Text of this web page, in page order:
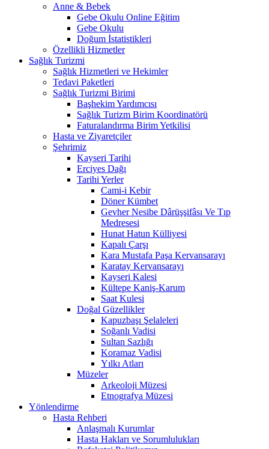
Anne & Bebek
Gebe Okulu Online Eğitim
Gebe Okulu
Doğum İstatistikleri
Özellikli Hizmetler
Sağlık Turizmi
Sağlık Hizmetleri ve Hekimler
Tedavi Paketleri
Sağlık Turizmi Birimi
Başhekim Yardımcısı
Sağlık Turizm Birim Koordinatörü
Faturalandırma Birim Yetkilisi
Hasta ve Ziyaretçiler
Şehrimiz
Kayseri Tarihi
Erciyes Dağı
Tarihi Yerler
Cami-i Kebir
Döner Kümbet
Gevher Nesibe Dârüşşifâsı Ve Tıp
Medresesi
Hunat Hatun Külliyesi
Kapalı Çarşı
Kara Mustafa Paşa Kervansarayı
Karatay Kervansarayı
Kayseri Kalesi
Kültepe Kaniş-Karum
Saat Kulesi
Doğal Güzellikler
Kapuzbaşı Şelaleleri
Soğanlı Vadisi
Sultan Sazlığı
Koramaz Vadisi
Yılkı Atları
Müzeler
Arkeoloji Müzesi
Etnografya Müzesi
Yönlendirme
Hasta Rehberi
Anlaşmalı Kurumlar
Hasta Hakları ve Sorumlulukları